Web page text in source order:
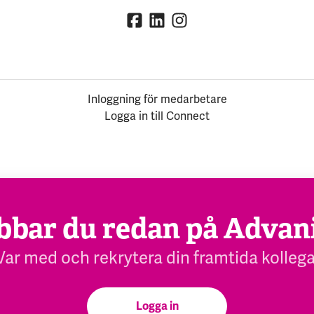
Inloggning för medarbetare
Logga in till Connect
du redan på
med och rekrytera din framtida
Logga in